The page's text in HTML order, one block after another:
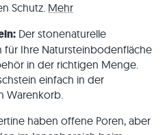
Schutz. Mehr
Der stonenaturelle
Ihre Natursteinbodenfläche
in der richtigen Menge.
einfach in der
Warenkorb.
haben offene Poren, aber